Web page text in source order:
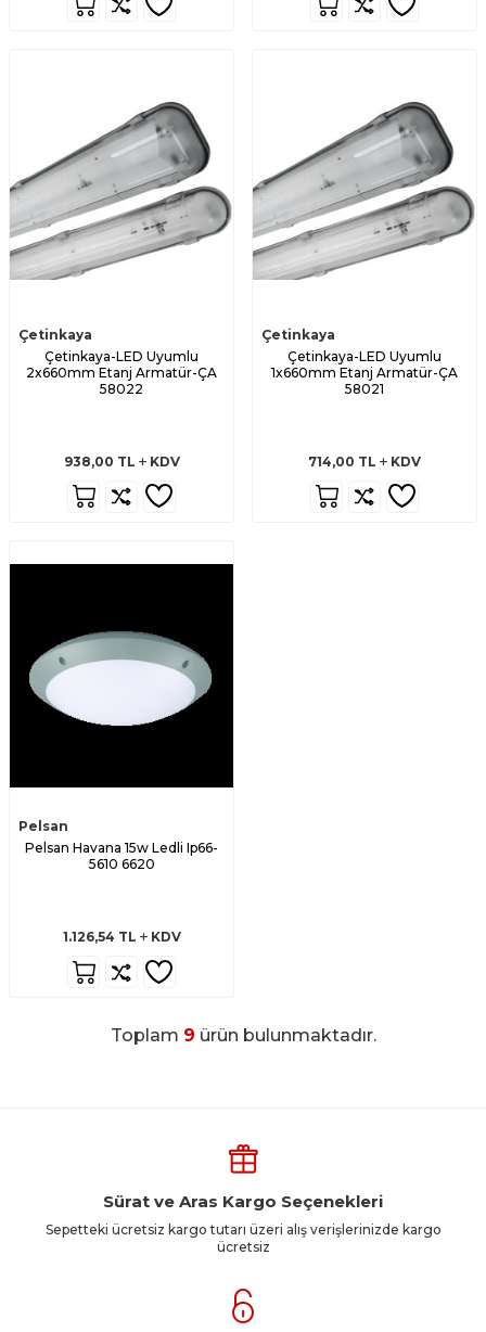
Çetinkaya
Çetinkaya-LED Uyumlu
2x660mm Etanj Armatür-ÇA
58022
938,00 TL KDV
Çetinkaya
Çetinkaya-LED Uyumlu
1x660mm Etanj Armatür-ÇA
58021
714,00 TL KDV
Pelsan
Pelsan Havana 15w Ledli Ip66-
5610 6620
1.126,54 TL KDV
Toplam 9 ürün bulunmaktadır.
Sürat ve Aras Kargo Seçenekleri
Sepetteki ücretsiz kargo tutarı üzeri alış verişlerinizde kargo
ücretsiz